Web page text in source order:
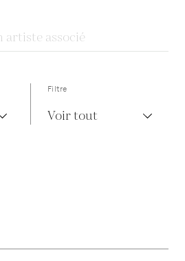
Filtre
Voir tout